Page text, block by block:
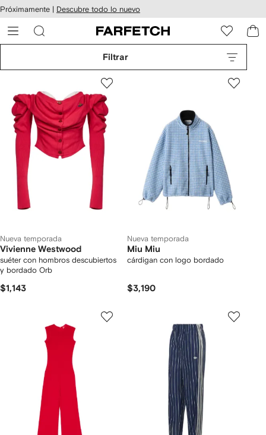
al
Próximamente | Descubre todo lo nuevo
Filtrar
Nueva temporada
Vivienne Westwood
suéter con hombros descubiertos
y bordado Orb
$1,143
Nueva temporada
Miu Miu
cárdigan con logo bordado
$3,190